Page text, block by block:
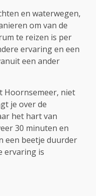
en waterwegen,
om van de
te reizen is per
ervaring en een
een ander
Hoornsemeer, niet
je over de
het hart van
30 minuten en
een beetje duurder
ervaring is